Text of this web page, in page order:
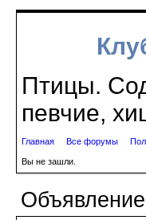
Птицы.
певчие,
Главная Все форумы
Вы не зашли.
Объявление